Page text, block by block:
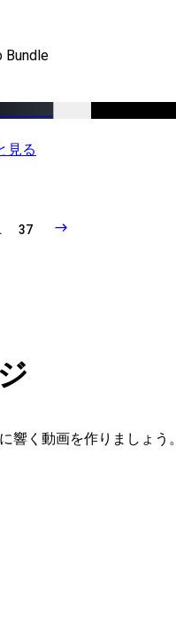
Bundle
見る
37
響く動画を作りましょう。